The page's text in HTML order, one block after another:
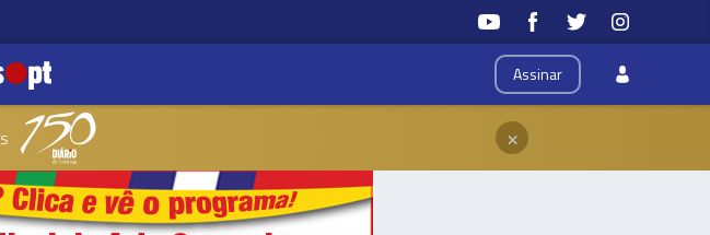
Assinar
×